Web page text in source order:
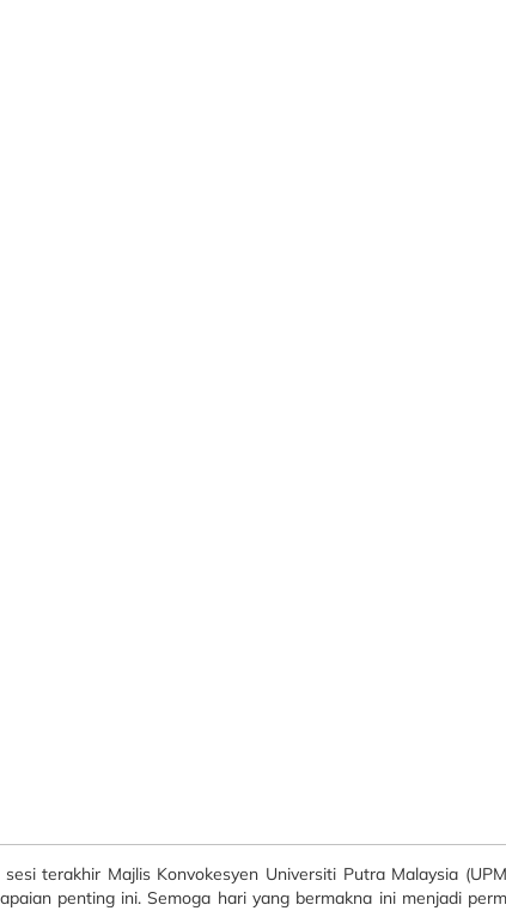
terakhir Majlis Konvokesyen Universiti Putra Malaysia
penting ini. Semoga hari yang bermakna ini menjadi